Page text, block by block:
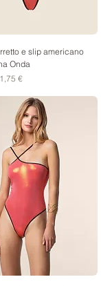
e slip americano
Onda
scontato
€